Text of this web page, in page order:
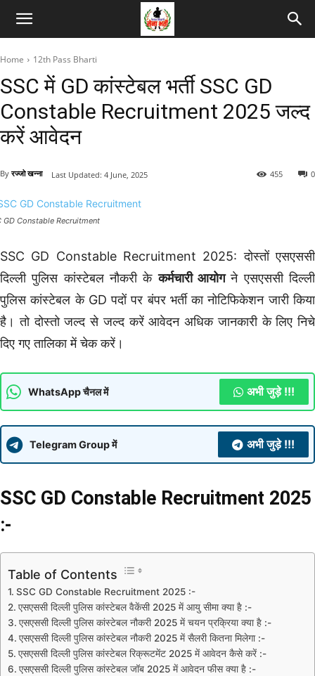
Home 12th Pass Bharti
SSC में GD कांस्टेबल भर्ती SSC GD
Constable Recruitment 2025 जल्द
करें आवेदन
By रज्जो खन्ना 0
455
Last Updated: 4 June, 2025
GD Constable Recruitment
SSC GD Constable Recruitment 2025: दोस्तों एसएससी
दिल्ली पुलिस कांस्टेबल नौकरी केकर्मचारी आयोगने एसएससी दिल्ली
पुलिस कांस्टेबल के GD पदों पर बंपर भर्ती का नोटिफिकेशन जारी किया
है। तो दोस्तो जल्द से जल्द करें आवेदन अधिक जानकारी के लिए निचे
दिए गए तालिका में चेक करें।
WhatsApp चैनल में अभी जुड़े !!!
Telegram Group में अभी जुड़े !!!
SSC GD Constable Recruitment 2025
:-
Table of Contents
SSC GD Constable Recruitment 2025 :-
एसएससी दिल्ली पुलिस कांस्टेबल वैकेंसी 2025 में आयु सीमा क्या है :-
एसएससी दिल्ली पुलिस कांस्टेबल नौकरी 2025 में चयन प्रक्रिया क्या है :-
एसएससी दिल्ली पुलिस कांस्टेबल नौकरी 2025 में सैलरी कितना मिलेगा :-
एसएससी दिल्ली पुलिस कांस्टेबल रिक्रूटमेंट 2025 में आवेदन कैसे करें :-
एसएससी दिल्ली पुलिस कांस्टेबल जॉब 2025 में आवेदन फीस क्या है :-